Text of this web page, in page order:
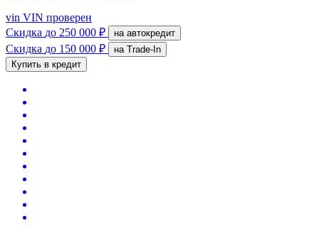
vin VIN проверен
Скидка до 250 000 ₽ на автокредит
Скидка до 150 000 ₽
на Trade-In
Купить в кредит